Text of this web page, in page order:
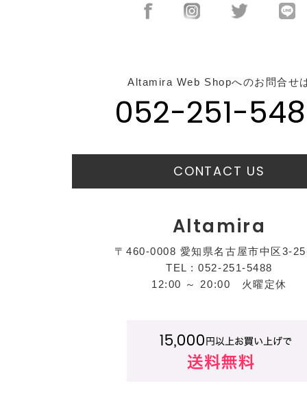
Altamira Web Shopへのお問合せ
052-251-
CONTACT US
Altamira
〒460-0008 愛知県名古屋市中区3-
TEL : 052-251-5488
12:00 ～ 20:00 火曜定休